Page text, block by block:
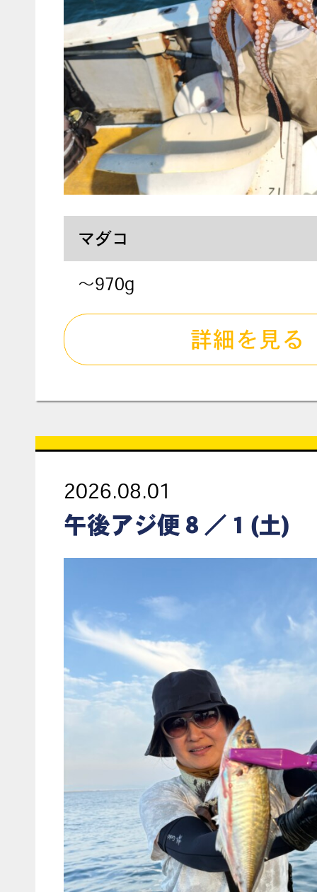
マダコ
～970g
詳細を見る
2026.08.01
午後アジ便８／１(土)